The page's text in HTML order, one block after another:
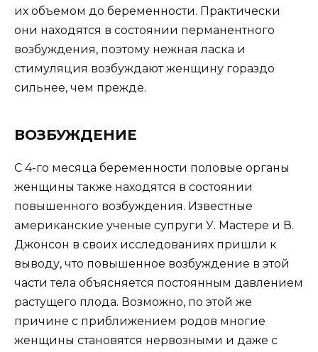
их объемом до беременности. Практически
они находятся в состоянии перманентного
возбуждения, поэтому нежная ласка и
стимуляция возбуждают женщину гораздо
сильнее, чем прежде.
ВОЗБУЖДЕНИЕ
С 4-го месяца беременности половые органы
женщины также находятся в состоянии
повышенного возбуждения. Известные
американские ученые супруги У. Мастере и В.
Джонсон в своих исследованиях пришли к
выводу, что повышенное возбуждение в этой
части тела объясняется постоянным давлением
растущего плода. Возможно, по этой же
причине с приближением родов многие
женщины становятся нервозными и даже с